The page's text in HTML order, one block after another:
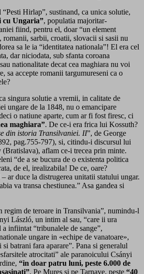
Hirlap”, sustinand, ca unica solutie,
cu Ungaria”, populatia majoritar-
fiind, pentru el, doar “un element
romanii, sarbii, croatii, slovacii si sasii nu
sa le ia “identitatea nationala”! El era cel
dar niciodata, sub sfanta coroana
nationalitate decat cea maghiara nu voi
sa accepte romanii targumureseni ca o
singura solutie a vremii, in calitate de
ungare de la 1848, nu o emancipare
o natiune aparte, cum ar fi fost firesc, ci
maghiara”. De ce-i era frica lui Kossuth?
din istoria Transilvaniei. II”, de George
pag.755-797), si, citindu-i discursul lui
(Bratislava), aflam ce-i trecea prin minte.
“de a se bucura de o existenta politica
de el, irealizabila! De ce, oare?
ar duce la distrugerea unitatii statului ungar.
va transa chestiunea.” Asa gandea si
regim de teroare in Transilvania”, numindu-l
László, un intim al sau, “care ii ura
infiintat “tribunalele de sange”,
ungare in «echipe de vanatoare»,
batrani fara aparare”. Pana si generalul
atrocitati” ale paranoicului Csányi
“in doar patru luni, peste 6.000 de
. Pe Mures si pe Tarnave, peste “40